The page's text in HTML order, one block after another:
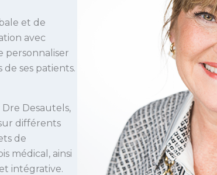
et de
avec
personnaliser
ses patients.
Desautels,
différents
de
médical, ainsi
intégrative.